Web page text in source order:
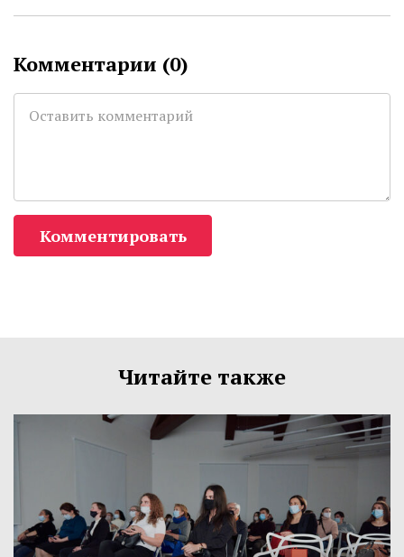
Комментарии (0)
Комментировать
Читайте также